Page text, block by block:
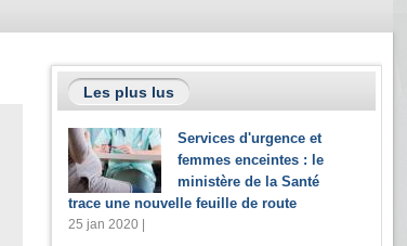
Les plus lus
Services d'urgence et
femmes enceintes : le
ministère de la Santé
trace une nouvelle feuille de route
25 jan 2020 |